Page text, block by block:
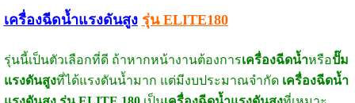
เครื่องฉีดน้ำแรงดันสูง รุ่น ELITE180
รุ่นนี้เป็นตัวเลือกที่ดี ถ้าหากหน้างานต้องการเครื่องฉีดน้ำหรือปั๊ม
แรงดันสูงที่ได้แรงดันน้ำมาก แต่มีงบประมาณจำกัด เครื่องฉีดน้ำ